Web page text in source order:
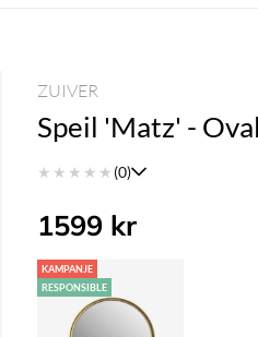
ZUIVER
Speil 'Matz' -
★ ★ ★ ★ ★ (0)
1599 kr
KAMPANJE
RESPONSIBLE